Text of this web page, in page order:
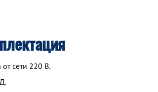
сети 220 В.